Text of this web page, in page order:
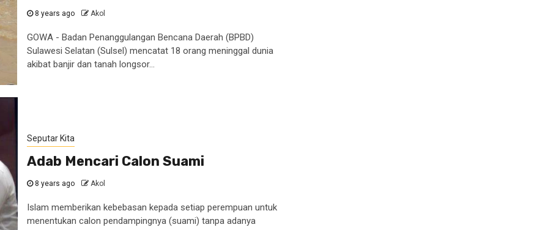
8 years ago Akol
GOWA - Badan Penanggulangan Bencana Daerah (BPBD)
Sulawesi Selatan (Sulsel) mencatat 18 orang meninggal dunia
akibat banjir dan tanah longsor...
Seputar Kita
Adab Mencari Calon Suami
8 years ago Akol
Islam memberikan kebebasan kepada setiap perempuan untuk
menentukan calon pendampingnya (suami) tanpa adanya